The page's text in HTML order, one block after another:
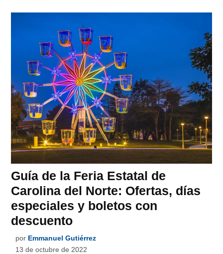
Guía de la Feria Estatal de
Carolina del Norte: Ofertas, días
especiales y boletos con
descuento
por Emmanuel Gutiérrez
13 de octubre de 2022